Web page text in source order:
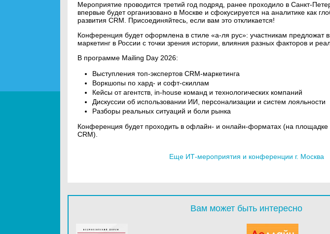
Мероприятие проводится третий год подряд, ранее проходило в Санкт-
впервые будет организовано в Москве и сфокусируется на аналитике как
развития CRM. Присоединяйтесь, если вам это откликается!
Конференция будет оформлена в стиле «а-ля рус»: участникам предложат
маркетинг в России с точки зрения истории, влияния разных факторов и
В программе Mailing Day 2026:
Выступления топ-экспертов CRM-маркетинга
Воркшопы по хард- и софт-скиллам
Кейсы от агентств, in-house команд и технологических компаний
Дискуссии об использовании ИИ, персонализации и систем лояльности
Разборы реальных ситуаций и боли рынка
Конференция будет проходить в офлайн- и онлайн-форматах (на площадке
CRM).
Еще ИТ-мероприятия и конференции г. Москва
Вам может быть интересно